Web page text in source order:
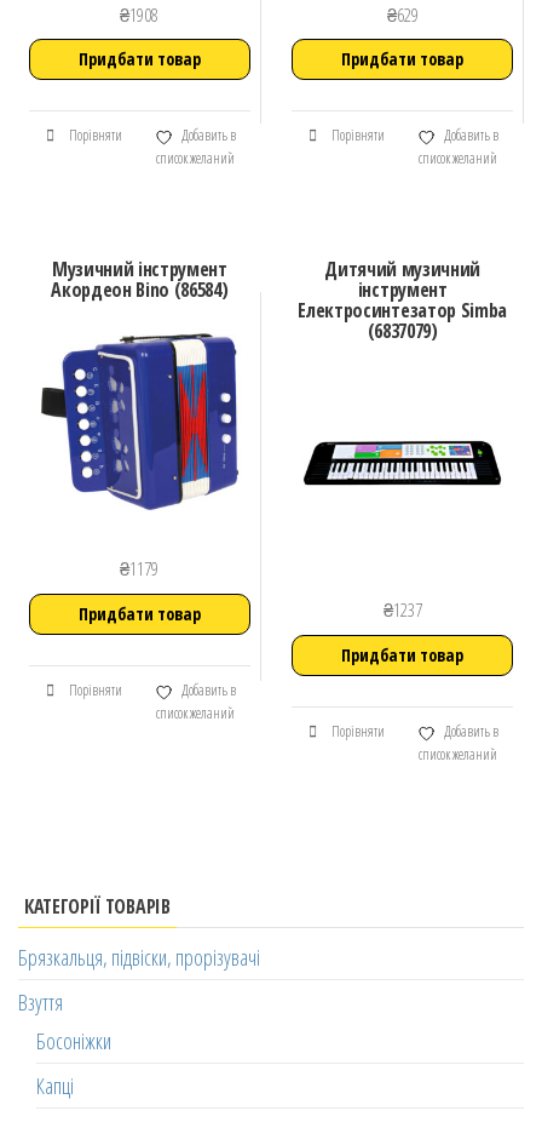
₴1908
Придбати товар
Порівняти
Добавить в
список желаний
₴629
Придбати товар
Порівняти
Добавить в
список желаний
Музичний інструмент
Акордеон Bino (86584)
₴1179
Придбати товар
Порівняти
Добавить в
список желаний
Дитячий музичний
інструмент
Електросинтезатор Simba
(6837079)
₴1237
Придбати товар
Порівняти
Добавить в
список желаний
КАТЕГОРІЇ ТОВАРІВ
Брязкальця, підвіски, прорізувачі
Взуття
Босоніжки
Капці